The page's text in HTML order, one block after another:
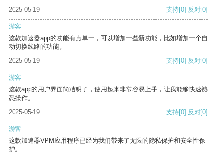
2025-05-19
支持[0] 反对[0]
游客
这款加速器app的功能有点单一，可以增加一些新功能，比如增加一个自
动切换线路的功能。
2025-05-19
支持[0] 反对[0]
游客
这款app的用户界面简洁明了，使用起来非常容易上手，让我能够快速熟
悉操作。
2025-05-19
支持[0] 反对[0]
游客
这款加速器VPM应用程序已经为我们带来了无限的隐私保护和安全性保
护。